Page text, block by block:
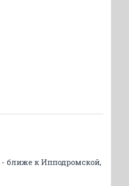
- ближе к Ипподромской,